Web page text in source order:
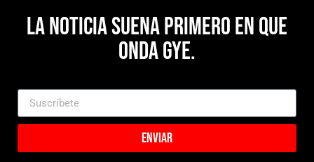
La noticia suena primero en Que
Onda Gye.
Enviar